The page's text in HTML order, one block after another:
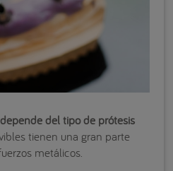
del tipo de prótesis
tienen una gran parte
metálicos.